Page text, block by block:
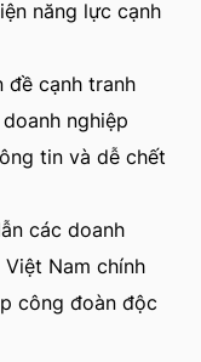
năng lực cạnh
đề cạnh tranh
nghiệp
tin và dễ chết
các doanh
Nam chính
công đoàn độc